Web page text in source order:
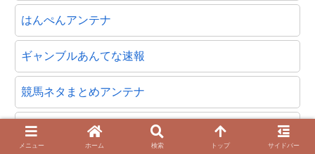
はんぺんアンテナ
ギャンブルあんてな速報
競馬ネタまとめアンテナ
オールブログ
メニュー ホーム 検索 トップ サイドバー